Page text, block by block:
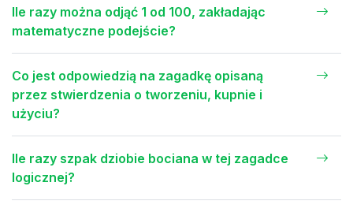
Ile razy można odjąć 1 od 100, zakładając
matematyczne podejście?
Co jest odpowiedzią na zagadkę opisaną
przez stwierdzenia o tworzeniu, kupnie i
użyciu?
Ile razy szpak dziobie bociana w tej zagadce
logicznej?